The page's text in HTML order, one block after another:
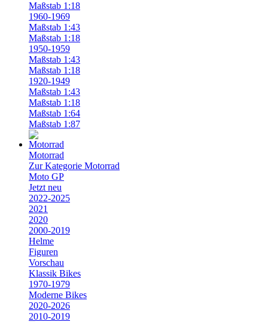
Maßstab 1:18
1960-1969
Maßstab 1:43
Maßstab 1:18
1950-1959
Maßstab 1:43
Maßstab 1:18
1920-1949
Maßstab 1:43
Maßstab 1:18
Maßstab 1:64
Maßstab 1:87
Motorrad
Zur Kategorie Motorrad
Moto GP
Jetzt neu
2022-2025
2021
2020
2000-2019
Helme
Figuren
Vorschau
Klassik Bikes
1970-1979
Moderne Bikes
2020-2026
2010-2019